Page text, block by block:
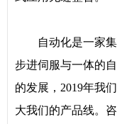
自动化是一家集
步进伺服与一体的
的发展，2019年我
大我们的产品线。